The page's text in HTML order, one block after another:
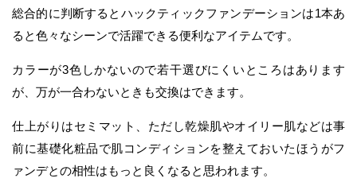
総合的に判断するとハックティックファンデーションは1本あ
ると色々なシーンで活躍できる便利なアイテムです。
カラーが3色しかないので若干選びにくいところはあります
が、万が一合わないときも交換はできます。
仕上がりはセミマット、ただし乾燥肌やオイリー肌などは事
前に基礎化粧品で肌コンディションを整えておいたほうがフ
ァンデとの相性はもっと良くなると思われます。